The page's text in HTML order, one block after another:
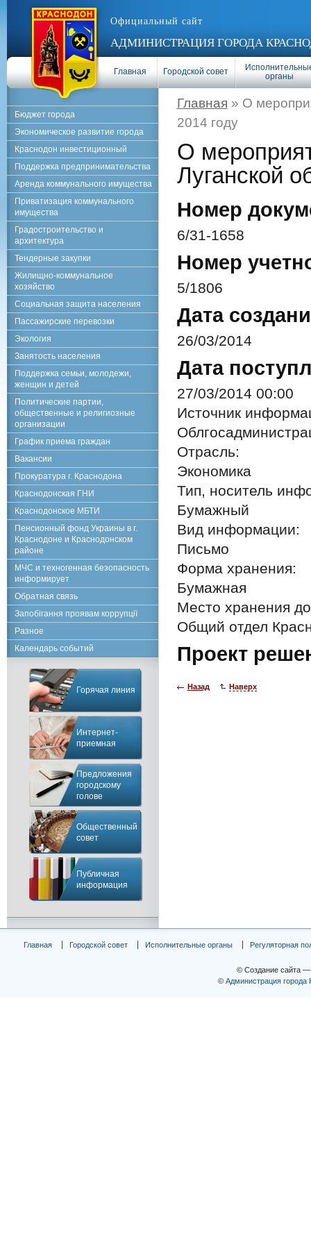
Официальный сайт
АДМИНИСТРАЦИЯ ГОРОДА
Главная Городской совет
органы
Главная » О
2014 году
О
Луганской
Номер
6/31-1658
Номер
5/1806
Дата
26/03/2014
Дата
27/03/2014 00:00
Источник
Отрасль:
Экономика
Тип, носитель
Бумажный
Вид информации:
Письмо
Форма хранения:
Бумажная
Место хранения
Общий отдел
Проект
Назад Наверх
Бюджет города
Экономическое развитие города
Краснодон инвестиционный
Поддержка предпринимательства
Аренда коммунального имущества
Приватизация коммунального
имущества
Градостроительство и
архитектура
Тендерные закупки
Жилищно-коммунальное
хозяйство
Социальная защита населения
Пассажирские перевозки
Экология
Занятость населения
Поддержка семьи, молодежи,
женщин и детей
Политические партии,
общественные и религиозные
организации
График приема граждан
Вакансии
Прокуратура г. Краснодона
Краснодонская ГНИ
Краснодонское МБТИ
Пенсионный фонд Украины в г.
Краснодоне и Краснодонском
районе
МЧС и техногенная безопасность
информирует
Обратная связь
Запобігання проявам коррупції
Разное
Календарь событий
Горячая линия
Интернет-
приемная
Предложения
городскому
голове
Общественный
совет
Публичная
информация
Главная Городской совет Исполнительные органы Регуляторная
© Создание сайта
© Администрация города